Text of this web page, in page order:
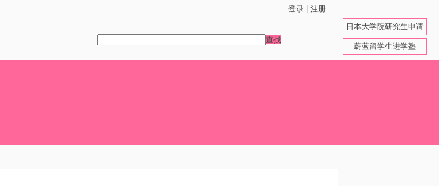
登录
注册
日本大学院研究生申请
蔚蓝留学生进学塾
查找